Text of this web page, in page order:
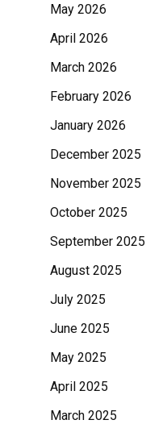
May 2026
April 2026
March 2026
February 2026
January 2026
December 2025
November 2025
October 2025
September 2025
August 2025
July 2025
June 2025
May 2025
April 2025
March 2025